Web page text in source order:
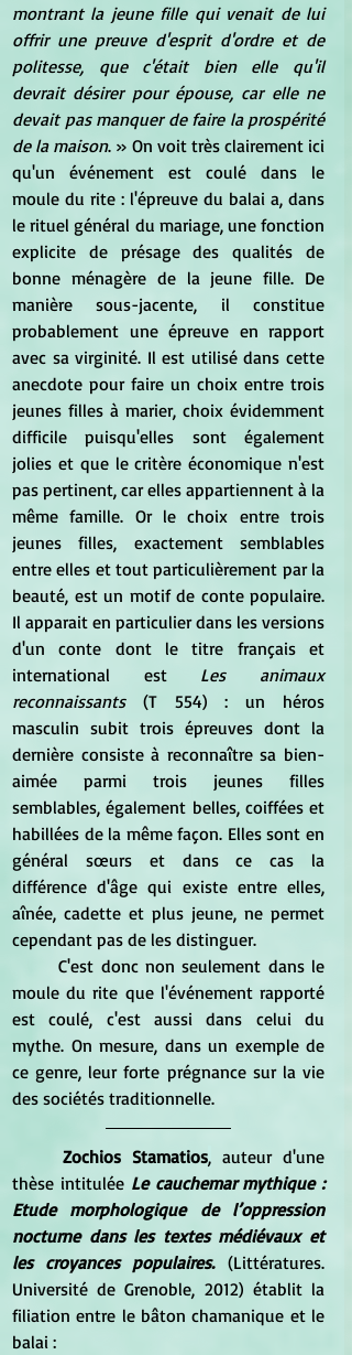
montrant la jeune fille qui venait de lui
offrir une preuve d'esprit d'ordre et de
politesse, que c'était bien elle qu'il
devrait désirer pour épouse, car elle ne
devait pas manquer de faire la prospérité
de la maison. » On voit très clairement ici
qu'un événement est coulé dans le
moule du rite : l'épreuve du balai a, dans
le rituel général du mariage, une fonction
explicite de présage des qualités de
bonne ménagère de la jeune fille. De
manière sous-jacente, il constitue
probablement une épreuve en rapport
avec sa virginité. Il est utilisé dans cette
anecdote pour faire un choix entre trois
jeunes filles à marier, choix évidemment
difficile puisqu'elles sont également
jolies et que le critère économique n'est
pas pertinent, car elles appartiennent à la
même famille. Or le choix entre trois
jeunes filles, exactement semblables
entre elles et tout particulièrement par la
beauté, est un motif de conte populaire.
Il apparait en particulier dans les versions
d'un conte dont le titre français et
international est Les animaux
reconnaissants (T 554) : un héros
masculin subit trois épreuves dont la
dernière consiste à reconnaître sa bien-
aimée parmi trois jeunes filles
semblables, également belles, coiffées et
habillées de la même façon. Elles sont en
général sœurs et dans ce cas la
différence d'âge qui existe entre elles,
aînée, cadette et plus jeune, ne permet
cependant pas de les distinguer.
	C'est donc non seulement dans le
moule du rite que l'événement rapporté
est coulé, c'est aussi dans celui du
mythe. On mesure, dans un exemple de
ce genre, leur forte prégnance sur la vie
des sociétés traditionnelle.
Zochios Stamatios, auteur d'une
thèse intitulée Le cauchemar mythique :
Etude morphologique de l’oppression
nocturne dans les textes médiévaux et
les croyances populaires. (Littératures.
Université de Grenoble, 2012) établit la
filiation entre le bâton chamanique et le
balai :